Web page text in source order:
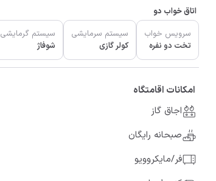
اتاق خواب دو
سرویس خواب
تخت دو نفره
سیستم سرمایشی
کولر گازی
سیستم گرمایشی
شوفاژ
امکانات اقامتگاه
اجاق گاز
صبحانه رایگان
فر/مایکروویو